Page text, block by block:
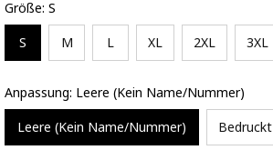
Größe: S
S M L XL 2XL 3XL
Anpassung: Leere (Kein Name/Nummer)
Leere (Kein Name/Nummer) Bedruckt